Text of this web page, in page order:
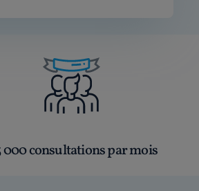
000 consultations par mois